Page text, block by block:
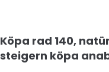
Köpa rad 140,
steigern köpa